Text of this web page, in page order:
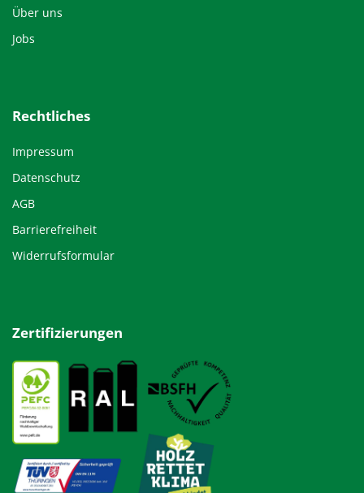
Über uns
Jobs
Rechtliches
Impressum
Datenschutz
AGB
Barrierefreiheit
Widerrufsformular
Zertifizierungen